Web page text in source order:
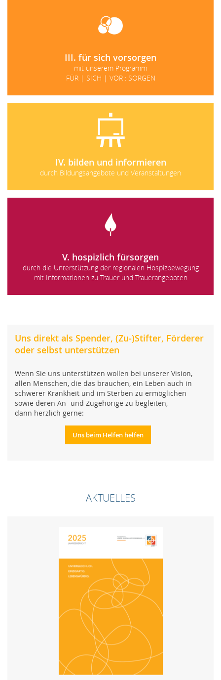
III. für sich vorsorgen
mit unserem Programm
FÜR | SICH | VOR : SORGEN
IV. bilden und informieren
durch Bildungsangebote und Veranstaltungen
V. hospizlich fürsorgen
durch die Unterstützung der regionalen Hospizbewegung
mit Informationen zu Trauer und Trauerangeboten
Uns direkt als Spender, (Zu-)Stifter, Förderer
oder selbst unterstützen
Wenn Sie uns unterstützen wollen bei unserer Vision,
allen Menschen, die das brauchen, ein Leben auch in
schwerer Krankheit und im Sterben zu ermöglichen
sowie deren An- und Zugehörige zu begleiten,
dann herzlich gerne:
Uns beim Helfen helfen
AKTUELLES